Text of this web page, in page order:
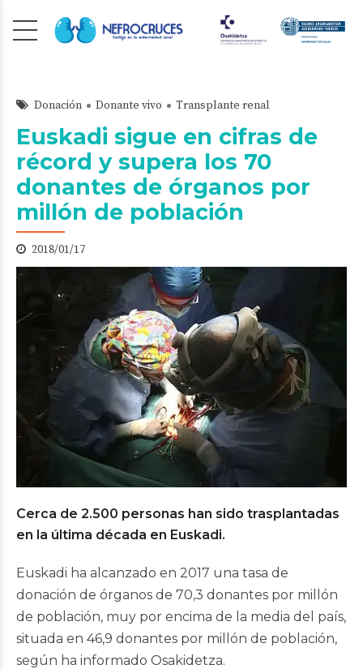
Donación Donante vivo Transplante renal
Euskadi sigue en cifras de
récord y supera los 70
donantes de órganos por
millón de población
2018/01/17
Cerca de 2.500 personas han sido trasplantadas
en la última década en Euskadi.
Euskadi ha alcanzado en 2017 una tasa de
donación de órganos de 70,3 donantes por millón
de población, muy por encima de la media del país,
situada en 46,9 donantes por millón de población,
según ha informado Osakidetza.